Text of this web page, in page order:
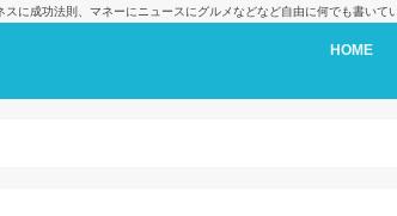
に成功法則、マネーにニュースにグルメなどなど自由に何でも書いてい
HOME